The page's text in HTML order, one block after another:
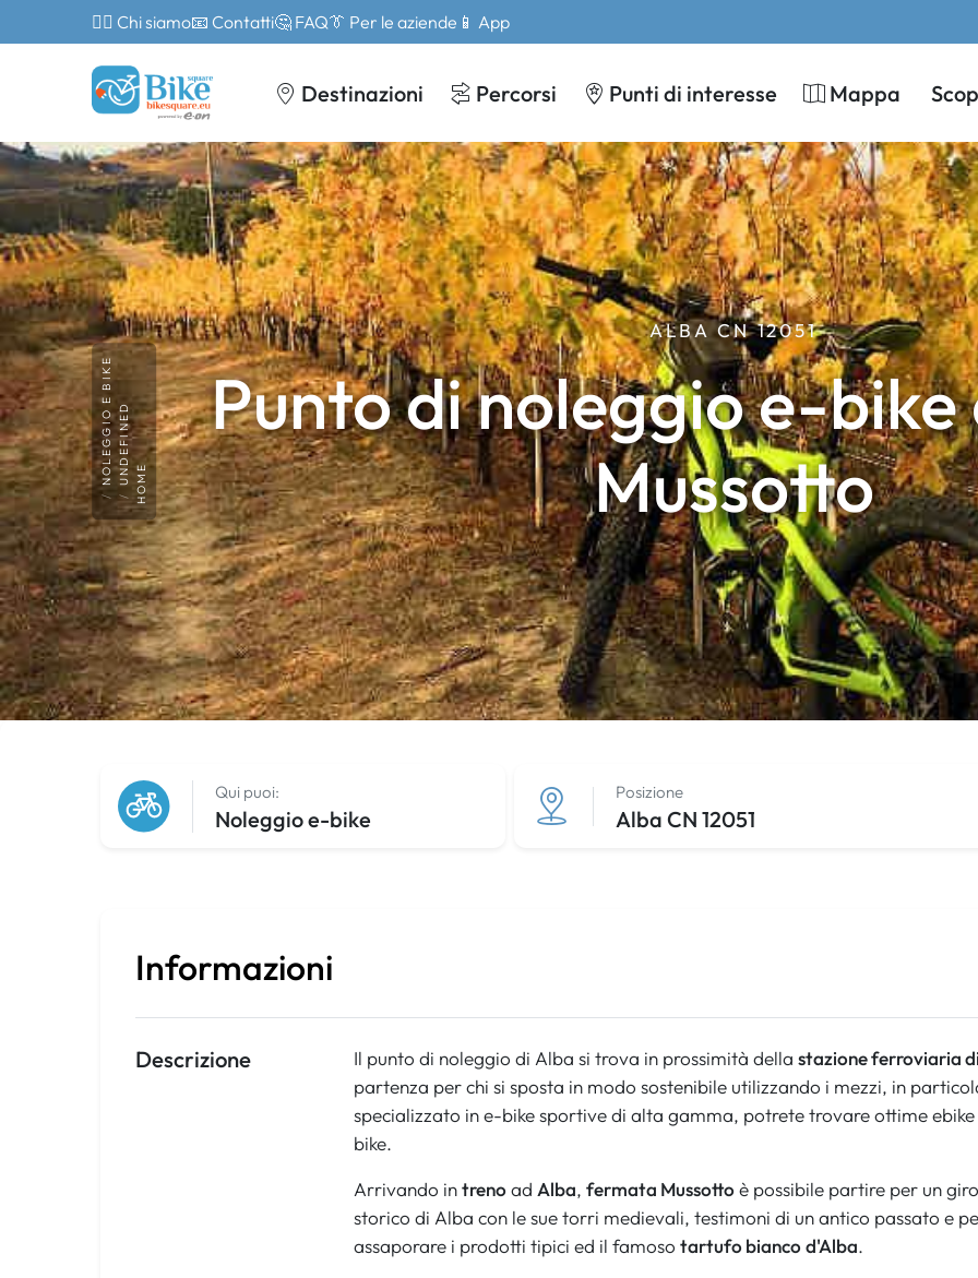
🙎‍♂️ Chi siamo📧 Contatti🤔 FAQ👔 Per le aziende 📱 App
Destinazioni Percorsi Punti di interesse Mappa
ALBA CN 12051
Punto di noleggio e-
Mussotto
HOME
UNDEFINED
NOLEGGIO E BIKE
Qui puoi:
Noleggio e-bike
Posizione
Alba CN 12051
Informazioni
Descrizione Il punto di noleggio di Alba si trova in prossimità della stazione ferroviaria
partenza per chi si sposta in modo sostenibile utilizzando i mezzi, in
specializzato in e-bike sportive di alta gamma, potrete trovare ottime
bike.
Arrivando intrenoad Alba, fermata Mussottoè possibile partire per un
storico di Alba con le sue torri medievali, testimoni di un antico passato e
assaporare i prodotti tipici ed il famoso tartufo biancod'Alba.